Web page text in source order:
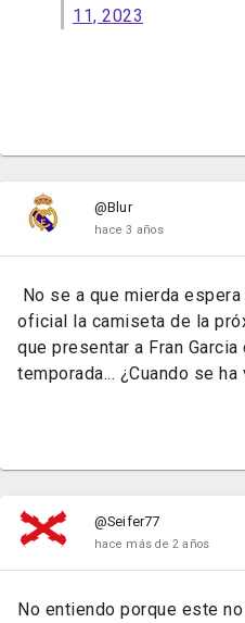
11, 2023
@Blur
hace 3 años
No se a que mierda
oficial la camiseta de la
que presentar a Fran
temporada... ¿Cuando se
@Seifer77
hace más de 2 años
No entiendo porque este